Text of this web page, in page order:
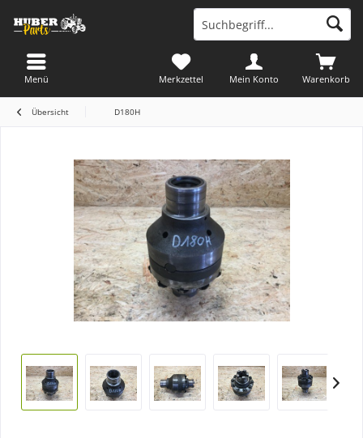
Warenkorb
Merkzettel Mein Konto
Menü
Übersicht D180H